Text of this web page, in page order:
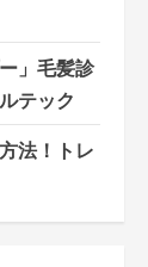
」毛髪診
テック
法！トレ